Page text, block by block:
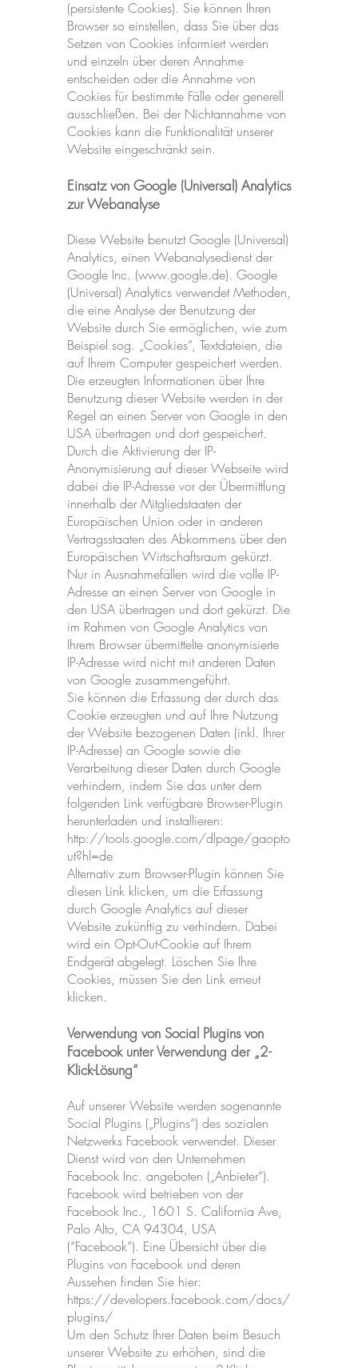
(persistente Cookies). Sie können Ihren
Browser so einstellen, dass Sie über das
Setzen von Cookies informiert werden
und einzeln über deren Annahme
entscheiden oder die Annahme von
Cookies für bestimmte Fälle oder generell
ausschließen. Bei der Nichtannahme von
Cookies kann die Funktionalität unserer
Website eingeschränkt sein.
Einsatz von Google (Universal) Analytics
zur Webanalyse
Diese Website benutzt Google (Universal)
Analytics, einen Webanalysedienst der
Google Inc. (www.google.de). Google
(Universal) Analytics verwendet Methoden,
die eine Analyse der Benutzung der
Website durch Sie ermöglichen, wie zum
Beispiel sog. „Cookies“, Textdateien, die
auf Ihrem Computer gespeichert werden.
Die erzeugten Informationen über Ihre
Benutzung dieser Website werden in der
Regel an einen Server von Google in den
USA übertragen und dort gespeichert.
Durch die Aktivierung der IP-
Anonymisierung auf dieser Webseite wird
dabei die IP-Adresse vor der Übermittlung
innerhalb der Mitgliedstaaten der
Europäischen Union oder in anderen
Vertragsstaaten des Abkommens über den
Europäischen Wirtschaftsraum gekürzt.
Nur in Ausnahmefällen wird die volle IP-
Adresse an einen Server von Google in
den USA übertragen und dort gekürzt. Die
im Rahmen von Google Analytics von
Ihrem Browser übermittelte anonymisierte
IP-Adresse wird nicht mit anderen Daten
von Google zusammengeführt.
Sie können die Erfassung der durch das
Cookie erzeugten und auf Ihre Nutzung
der Website bezogenen Daten (inkl. Ihrer
IP-Adresse) an Google sowie die
Verarbeitung dieser Daten durch Google
verhindern, indem Sie das unter dem
folgenden Link verfügbare Browser-Plugin
herunterladen und installieren:
http://tools.google.com/dlpage/gaopto
ut?hl=de
Alternativ zum Browser-Plugin können Sie
diesen Link klicken, um die Erfassung
durch Google Analytics auf dieser
Website zukünftig zu verhindern. Dabei
wird ein Opt-Out-Cookie auf Ihrem
Endgerät abgelegt. Löschen Sie Ihre
Cookies, müssen Sie den Link erneut
klicken.
Verwendung von Social Plugins von
Facebook unter Verwendung der „2-
Klick-Lösung“
Auf unserer Website werden sogenannte
Social Plugins („Plugins“) des sozialen
Netzwerks Facebook verwendet. Dieser
Dienst wird von den Unternehmen
Facebook Inc. angeboten („Anbieter“).
Facebook wird betrieben von der
Facebook Inc., 1601 S. California Ave,
Palo Alto, CA 94304, USA
(“Facebook”). Eine Übersicht über die
Plugins von Facebook und deren
Aussehen finden Sie hier:
https://developers.facebook.com/docs/
plugins/
Um den Schutz Ihrer Daten beim Besuch
unserer Website zu erhöhen, sind die